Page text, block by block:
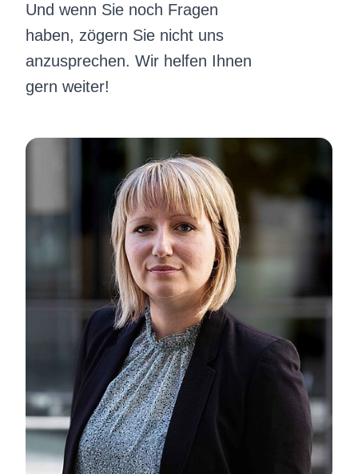
Und wenn Sie noch Fragen
haben, zögern Sie nicht uns
anzusprechen. Wir helfen Ihnen
gern weiter!